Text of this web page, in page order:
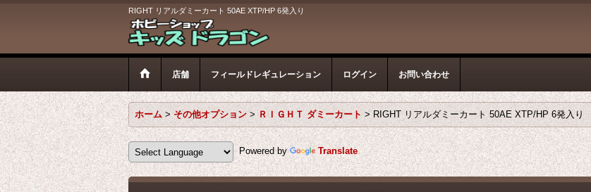
RIGHT リアルダミーカート 50AE XTP/HP 6発入り
店舗 フィールドレギュレーション ログイン お問い合わせ
ホーム > その他オプション > ＲＩＧＨＴ ダミーカート > RIGHT リアルダミーカート 50AE XTP/HP 6発入り
Powered by Translate